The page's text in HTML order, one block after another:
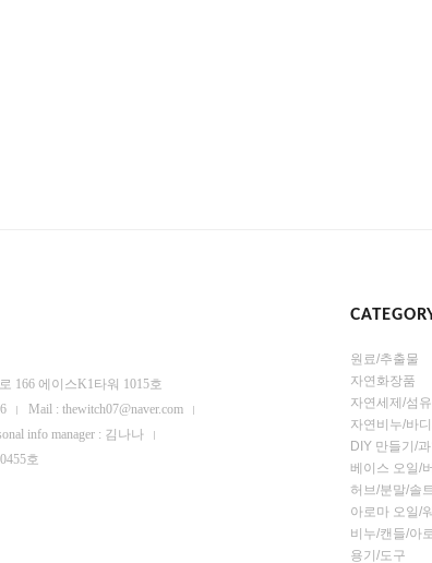
166 에이스K1타워 1015호
Mail : thewitch07@naver.com
info manager : 김나나
호
원료/추출물
자연화장품
자연세제/섬
자연비누/바
DIY 만들기/
베이스 오일/
허브/분말/솔트
아로마 오일/
비누/캔들/아
용기/도구